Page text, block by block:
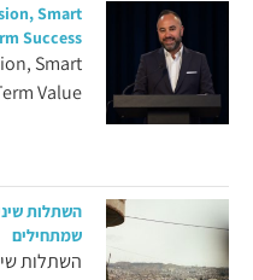
Smart
Success
Smart
Value
השתלות
שמתחילים